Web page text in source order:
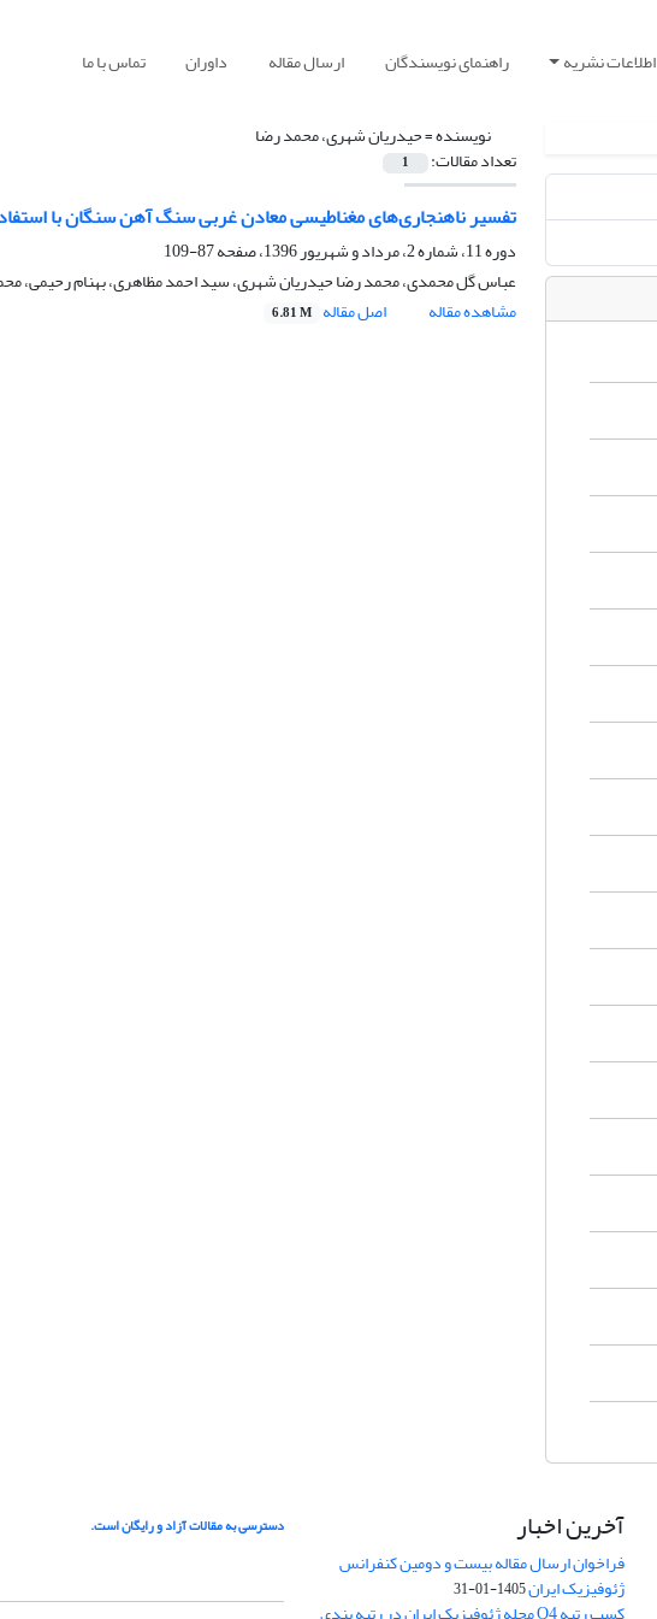
اطلاعات نشریه راهنمای نویسندگان ارسال مقاله داوران تماس با ما
نویسنده =حیدریان شهری، محمد رضا
تعداد مقالات: 1
تفسیر ناهنجاری‌های مغناطیسی معادن غربی سنگ آهن سنگان با
دوره 11، شماره 2، مرداد و شهریور 1396، صفحه
87-109
عباس گل محمدی، محمد رضا حیدریان شهری، سید احمد مظاهری، بهنام رحیمی،
مشاهده مقاله
اصل مقاله 6.81 M
آخرین اخبار
فراخوان ارسال مقاله بیست و دومین کنفرانس
ژئوفیزیک ایران1405-01-31
دسترسی به مقالات آزاد و رایگان است.